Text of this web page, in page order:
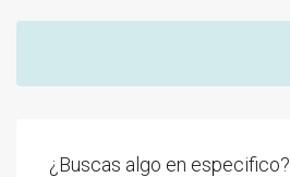
¿Buscas algo en especifico?